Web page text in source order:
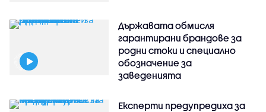
Държавата обмисля
гарантирани брандове за
родни стоки и специално
обозначение за
заведенията
Експерти предупредиха за